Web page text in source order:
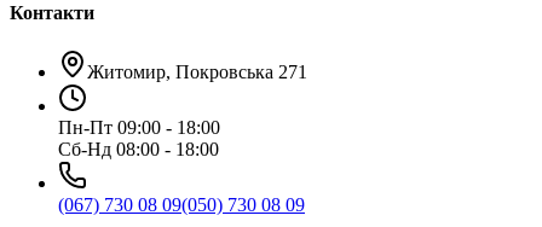
Контакти
Житомир, Покровська 271
Пн-Пт 09:00 - 18:00
Сб-Нд 08:00 - 18:00
(067) 730 08 09(050) 730 08 09